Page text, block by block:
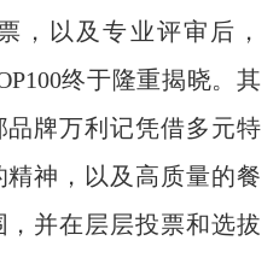
，以及专业评审后，
终于隆重揭晓。其
牌万利记凭借多元特
神，以及高质量的餐
并在层层投票和选拔